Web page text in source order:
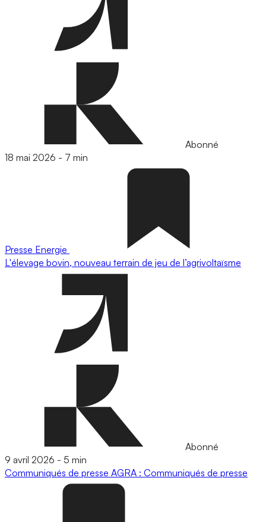
Abonné
18 mai 2026 - 7 min
Presse Energie
L'élevage bovin, nouveau terrain de jeu de l’agrivoltaïsme
Abonné
9 avril 2026 - 5 min
Communiqués de presse AGRA : Communiqués de presse